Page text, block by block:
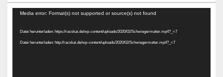
Video-
Media error: Format(s) not supported or source(s) not found
Datei herunterladen: https://racskai.de/wp-content/uploads/2020/02/Schwiegermutter.mp4?_=7
Datei herunterladen: http://racskai.de/wp-content/uploads/2020/02/Schwiegermutter.mp4?_=7